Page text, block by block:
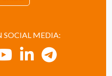
SOCIAL MEDIA: